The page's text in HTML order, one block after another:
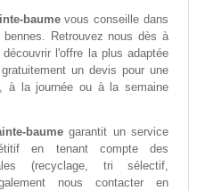
baumevous conseille dans
Retrouvez nous dès à
découvrir l'offre la plus adaptée
un devis pour une
à la journée ou à la semaine
baumegarantit un service
en tenant compte des
(recyclage, tri sélectif,
nous contacter en